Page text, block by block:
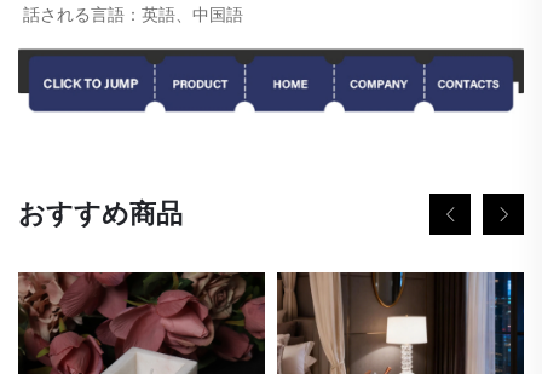
話される言語：英語、中国語
おすすめ商品